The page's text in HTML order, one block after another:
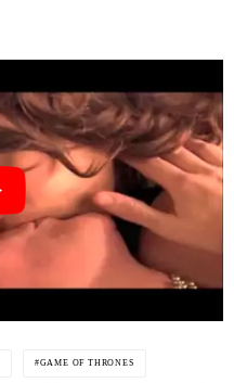
GAME OF THRONES